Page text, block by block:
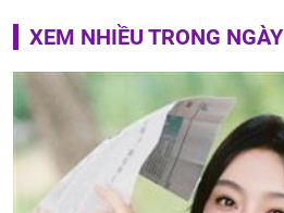
XEM NHIỀU TRONG NGÀY